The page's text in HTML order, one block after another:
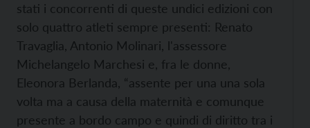
stati i concorrenti di queste undici edizioni con
solo quattro atleti sempre presenti: Renato
Travaglia, Antonio Molinari, l'assessore
Michelangelo Marchesi e, fra le donne,
Eleonora Berlanda, “assente per una una sola
volta ma a causa della maternità e comunque
presente a bordo campo e quindi di diritto tra i